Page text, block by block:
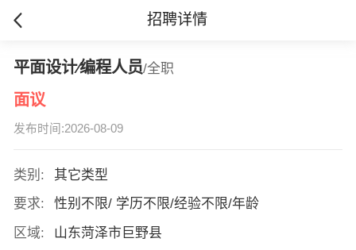
招聘详情
平面设计∕编程人员/全职
面议
发布时间:2026-08-09
类别:
其它类型
要求:
性别不限/ 学历不限/经验不限/年龄
区域:
山东菏泽市巨野县